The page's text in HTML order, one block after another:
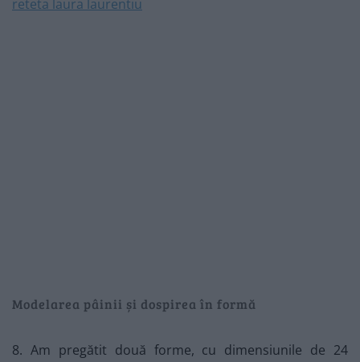
Modelarea pâinii și dospirea în formă
8. Am pregătit două forme, cu dimensiunile de 24